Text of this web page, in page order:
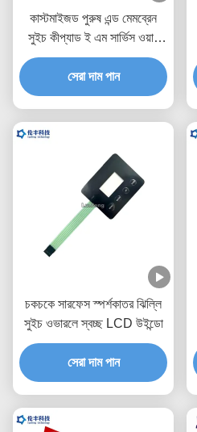
কাস্টমাইজড পুরুষ এন্ড মেমব্রেন
সুইচ কীপ্যাড ই এম সার্ভিস ওয়ান
বোতাম
সেরা দাম পান
চকচকে সারফেস স্পর্শকাতর ঝিল্লি
সুইচ ওভারলে স্বচ্ছ LCD উইন্ডো
সেরা দাম পান